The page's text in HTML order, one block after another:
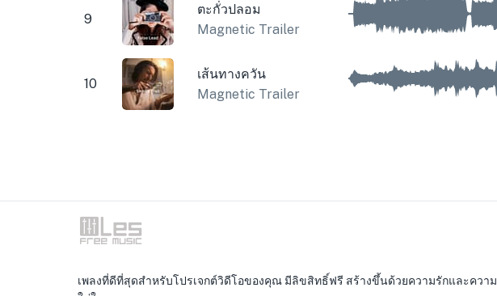
9
ตะกั่วปลอม
Magnetic Trailer
10
เส้นทางควัน
Magnetic Trailer
เพลงที่ดีที่สุดสำหรับโปรเจกต์วิดีโอของคุณ มีลิขสิทธิ์ฟรี สร้างขึ้นด้วยความรักและความ